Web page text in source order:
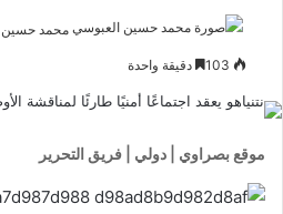
محمد حسين
دقيقة واحدة
موقع بصراوي | دولي | فريق التحرير